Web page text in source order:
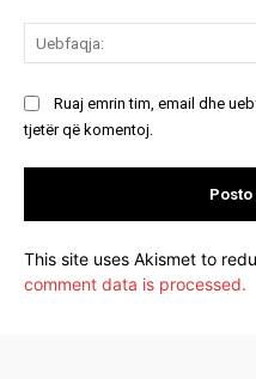
Ruaj emrin tim, email dhe
tjetër që komentoj.
This site uses Akismet to
comment data is processed.